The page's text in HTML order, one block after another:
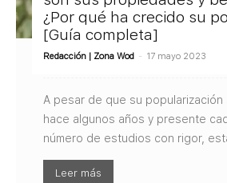
¿Por qué ha crecido su
[Guía completa]
Redacción | Zona Wod - 17 mayo 2023
A pesar de que su popularización
hace algunos años y presente
número de estudios con rigor,
Leer más